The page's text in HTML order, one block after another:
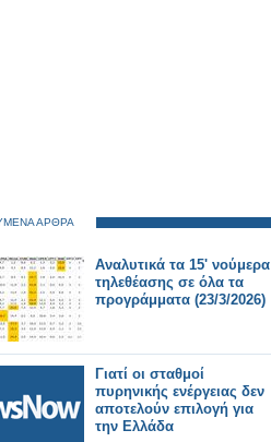
ΑΡΘΡΑ
Αναλυτικά τα 15' νούμερα
τηλεθέασης σε όλα τα
προγράμματα (23/3/2026)
Γιατί οι σταθμοί
πυρηνικής ενέργειας δεν
αποτελούν επιλογή για
την Ελλάδα